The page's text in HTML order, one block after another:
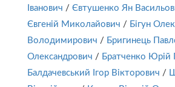
Іванович / Євтушенко Ян
Євгеній Миколайович / Бігун
Володимирович / Бригинець
Олександрович / Братченко Юрій
Балдачевський Ігор Вікторович /